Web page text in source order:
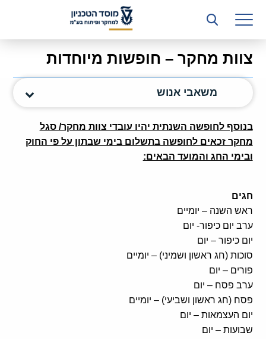
רשות המחקר
היחידה העסקית (T3)
קשרי תעשייה
ביה”ס ללימודי המשך
המכון הישראלי לטכנולוגיות ייצור חומרים
משאבי אנוש
מחלקת תפעול
לוח משרות
קולות קוראים
אודות ושירותים
English
צוות מחקר – חופשות מיוחדות
משאבי אנוש
בנוסף לחופשה השנתית יהיו עובדי צוות מחקר/ סגל
מחקר זכאים לחופשה בתשלום בימי שבתון על פי החוק
ובימי החג והמועד הבאים:
חגים
ראש השנה – יומיים
ערב יום כיפור- יום
יום כיפור – יום
סוכות (חג ראשון ושמיני) – יומיים
פורים – יום
ערב פסח – יום
פסח (חג ראשון ושביעי) – יומיים
יום העצמאות – יום
שבועות – יום